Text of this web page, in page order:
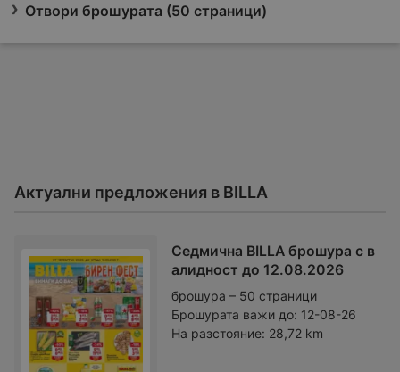
Отвори брошурата (50 страници)
Актуални предложения в BILLA
Седмична BILLA брошура с в
алидност до 12.08.2026
брошура – 50 страници
Брошурата важи до: 12-08-26
На разстояние: 28,72 km